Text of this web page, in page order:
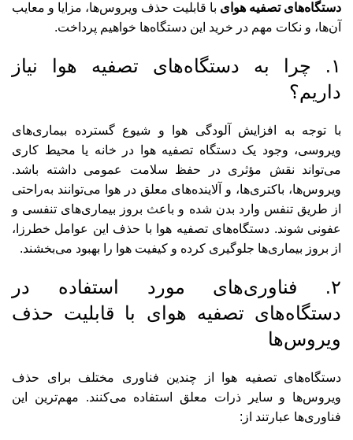
دستگاه‌های تصفیه هوای با قابلیت حذف ویروس‌ها، مزایا و معایب
آن‌ها، و نکات مهم در خرید این دستگاه‌ها خواهیم پرداخت.
۱. چرا به دستگاه‌های تصفیه هوا نیاز
داریم؟
با توجه به افزایش آلودگی هوا و شیوع گسترده بیماری‌های
ویروسی، وجود یک دستگاه تصفیه هوا در خانه یا محیط کاری
می‌تواند نقش مؤثری در حفظ سلامت عمومی داشته باشد.
ویروس‌ها، باکتری‌ها، و آلاینده‌های معلق در هوا می‌توانند به‌راحتی
از طریق تنفس وارد بدن شده و باعث بروز بیماری‌های تنفسی و
عفونی شوند. دستگاه‌های تصفیه هوا با حذف این عوامل خطرزا،
از بروز بیماری‌ها جلوگیری کرده و کیفیت هوا را بهبود می‌بخشند.
۲. فناوری‌های مورد استفاده در
دستگاه‌های تصفیه هوای با قابلیت حذف
ویروس‌ها
دستگاه‌های تصفیه هوا از چندین فناوری مختلف برای حذف
ویروس‌ها و سایر ذرات معلق استفاده می‌کنند. مهم‌ترین این
فناوری‌ها عبارتند از: